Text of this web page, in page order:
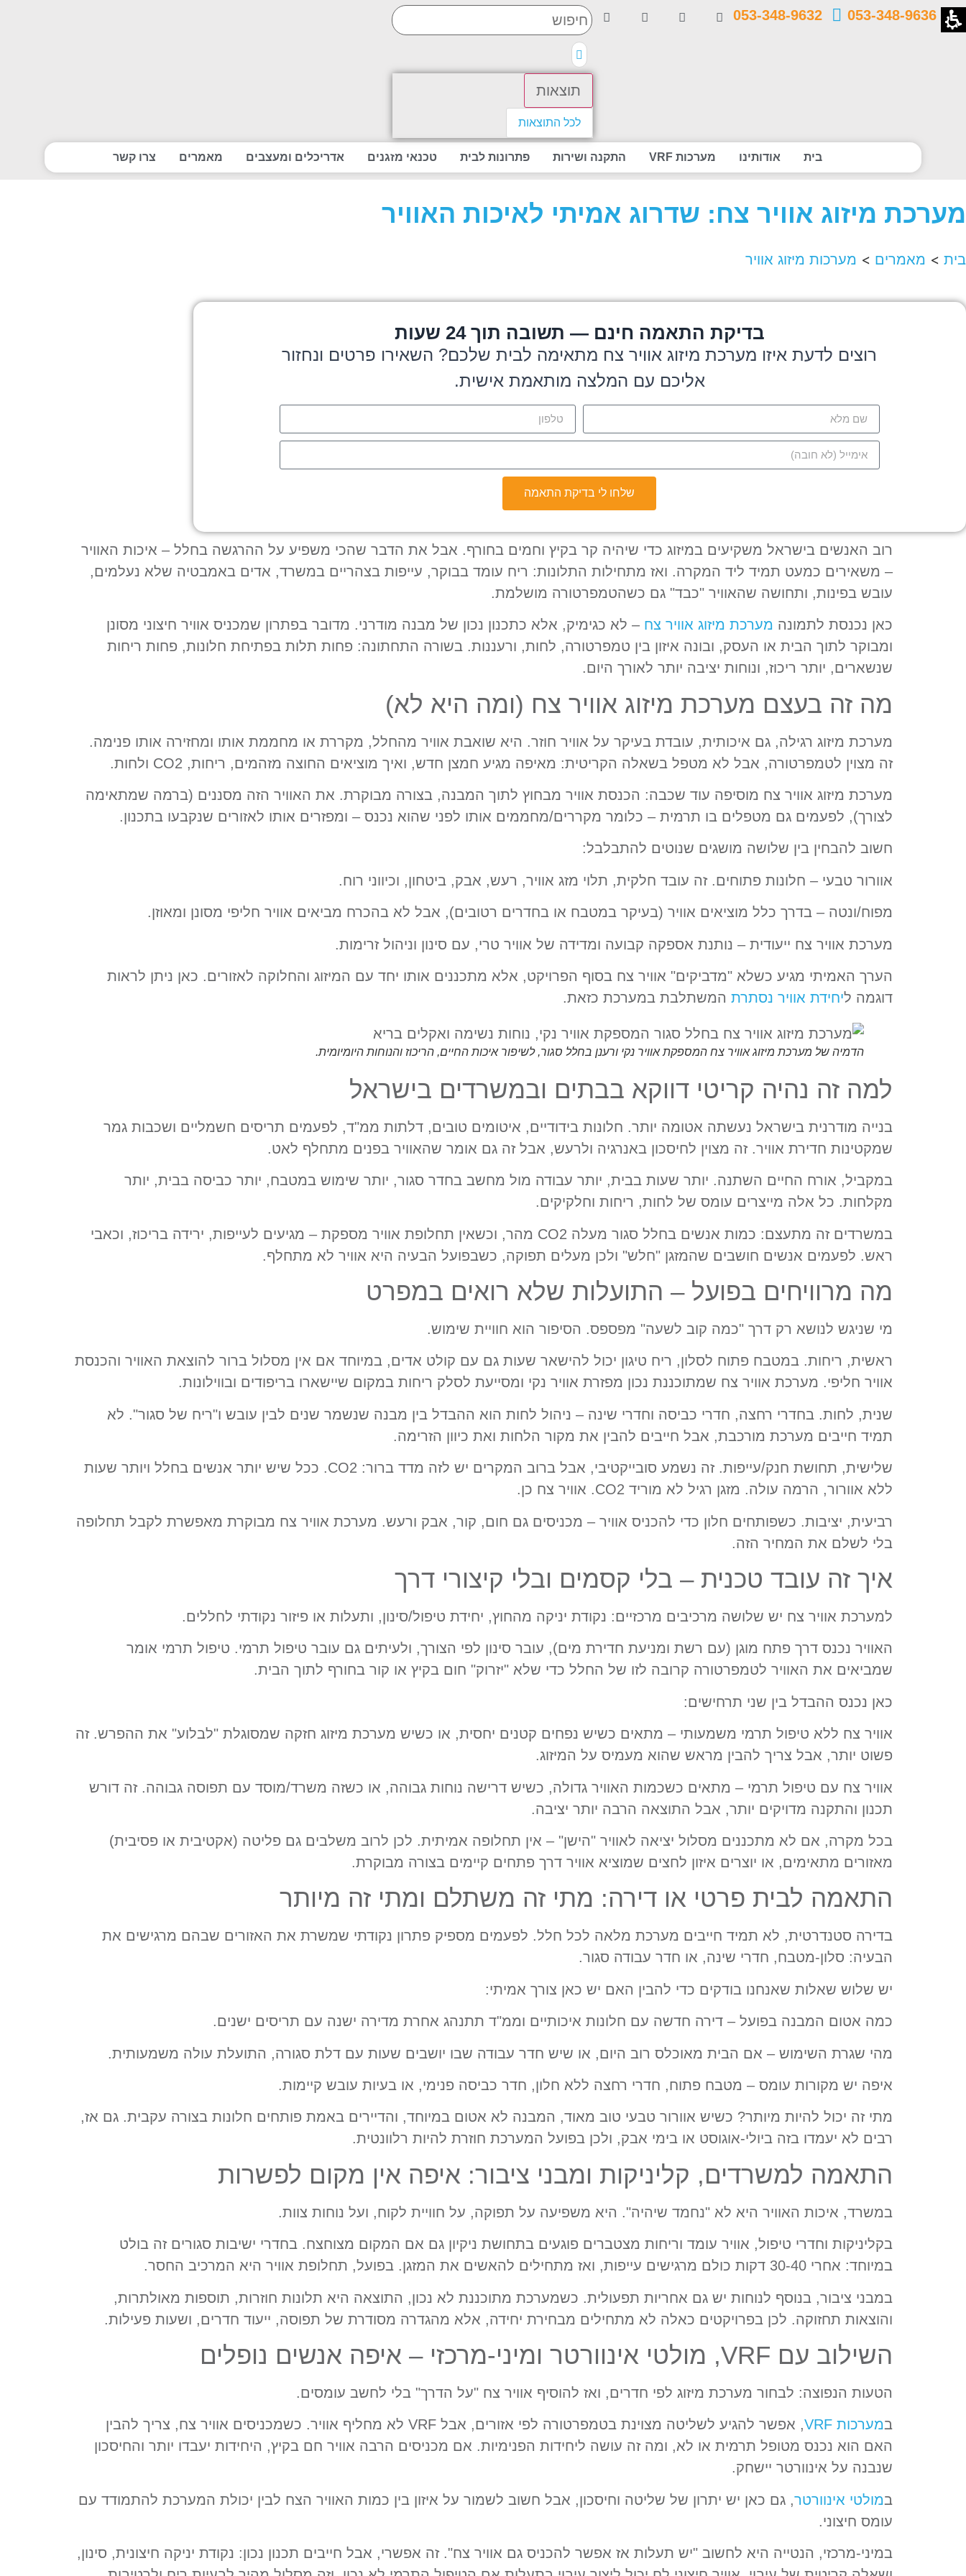
053-348-9636
053-348-9632
תוצאות
לכל התוצאות
בית אודותינו מערכות VRF התקנה ושירות פתרונות לבית טכנאי מזגנים אדריכלים ומעצבים מאמרים צרו קשר
מערכת מיזוג אוויר צח: שדרוג אמיתי לאיכות האוויר
בית > מאמרים > מערכות מיזוג אוויר
בדיקת התאמה חינם — תשובה תוך 24 שעות
רוצים לדעת איזו מערכת מיזוג אוויר צח מתאימה לבית שלכם? השאירו פרטים ונחזור
אליכם עם המלצה מותאמת אישית.
שלחו לי בדיקת התאמה
רוב האנשים בישראל משקיעים במיזוג כדי שיהיה קר בקיץ וחמים בחורף. אבל את הדבר שהכי משפיע על ההרגשה בחלל – איכות האוויר
– משאירים כמעט תמיד ליד המקרה. ואז מתחילות התלונות: ריח עומד בבוקר, עייפות בצהריים במשרד, אדים באמבטיה שלא נעלמים,
עובש בפינות, ותחושה שהאוויר "כבד" גם כשהטמפרטורה מושלמת.
כאן נכנסת לתמונה מערכת מיזוג אוויר צח – לא כגימיק, אלא כתכנון נכון של מבנה מודרני. מדובר בפתרון שמכניס אוויר חיצוני מסונן
ומבוקר לתוך הבית או העסק, ובונה איזון בין טמפרטורה, לחות, ורעננות. בשורה התחתונה: פחות תלות בפתיחת חלונות, פחות ריחות
שנשארים, יותר ריכוז, ונוחות יציבה יותר לאורך היום.
מה זה בעצם מערכת מיזוג אוויר צח (ומה היא לא)
מערכת מיזוג רגילה, גם איכותית, עובדת בעיקר על אוויר חוזר. היא שואבת אוויר מהחלל, מקררת או מחממת אותו ומחזירה אותו פנימה.
זה מצוין לטמפרטורה, אבל לא מטפל בשאלה הקריטית: מאיפה מגיע חמצן חדש, ואיך מוציאים החוצה מזהמים, ריחות, CO2 ולחות.
מערכת מיזוג אוויר צח מוסיפה עוד שכבה: הכנסת אוויר מבחוץ לתוך המבנה, בצורה מבוקרת. את האוויר הזה מסננים (ברמה שמתאימה
לצורך), לפעמים גם מטפלים בו תרמית – כלומר מקררים/מחממים אותו לפני שהוא נכנס – ומפזרים אותו לאזורים שנקבעו בתכנון.
חשוב להבחין בין שלושה מושגים שנוטים להתבלבל:
אוורור טבעי – חלונות פתוחים. זה עובד חלקית, תלוי מזג אוויר, רעש, אבק, ביטחון, וכיווני רוח.
מפוח/ונטה – בדרך כלל מוציאים אוויר (בעיקר במטבח או בחדרים רטובים), אבל לא בהכרח מביאים אוויר חליפי מסונן ומאוזן.
מערכת אוויר צח ייעודית – נותנת אספקה קבועה ומדידה של אוויר טרי, עם סינון וניהול זרימות.
הערך האמיתי מגיע כשלא "מדביקים" אוויר צח בסוף הפרויקט, אלא מתכננים אותו יחד עם המיזוג והחלוקה לאזורים. כאן ניתן לראות
דוגמה ליחידת אוויר נסתרת המשתלבת במערכת כזאת.
הדמיה של מערכת מיזוג אוויר צח המספקת אוויר נקי ורענן בחלל סגור, לשיפור איכות החיים, הריכוז והנוחות היומיומית.
למה זה נהיה קריטי דווקא בבתים ובמשרדים בישראל
בנייה מודרנית בישראל נעשתה אטומה יותר. חלונות בידודיים, איטומים טובים, דלתות ממ"ד, לפעמים תריסים חשמליים ושכבות גמר
שמקטינות חדירת אוויר. זה מצוין לחיסכון באנרגיה ולרעש, אבל זה גם אומר שהאוויר בפנים מתחלף לאט.
במקביל, אורח החיים השתנה. יותר שעות בבית, יותר עבודה מול מחשב בחדר סגור, יותר שימוש במטבח, יותר כביסה בבית, יותר
מקלחות. כל אלה מייצרים עומס של לחות, ריחות וחלקיקים.
במשרדים זה מתעצם: כמות אנשים בחלל סגור מעלה CO2 מהר, וכשאין תחלופת אוויר מספקת – מגיעים לעייפות, ירידה בריכוז, וכאבי
ראש. לפעמים אנשים חושבים שהמזגן "חלש" ולכן מעלים תפוקה, כשבפועל הבעיה היא אוויר לא מתחלף.
מה מרוויחים בפועל – התועלות שלא רואים במפרט
מי שניגש לנושא רק דרך "כמה קוב לשעה" מפספס. הסיפור הוא חוויית שימוש.
ראשית, ריחות. במטבח פתוח לסלון, ריח טיגון יכול להישאר שעות גם עם קולט אדים, במיוחד אם אין מסלול ברור להוצאת האוויר והכנסת
אוויר חליפי. מערכת אוויר צח שמתוכננת נכון מפזרת אוויר נקי ומסייעת לסלק ריחות במקום שיישארו בריפודים ובווילונות.
שנית, לחות. בחדרי רחצה, חדרי כביסה וחדרי שינה – ניהול לחות הוא ההבדל בין מבנה שנשמר שנים לבין עובש ו"ריח של סגור". לא
תמיד חייבים מערכת מורכבת, אבל חייבים להבין את מקור הלחות ואת כיוון הזרימה.
שלישית, תחושת חנק/עייפות. זה נשמע סובייקטיבי, אבל ברוב המקרים יש לזה מדד ברור: CO2. ככל שיש יותר אנשים בחלל ויותר שעות
ללא אוורור, הרמה עולה. מזגן רגיל לא מוריד CO2. אוויר צח כן.
רביעית, יציבות. כשפותחים חלון כדי להכניס אוויר – מכניסים גם חום, קור, אבק ורעש. מערכת אוויר צח מבוקרת מאפשרת לקבל תחלופה
בלי לשלם את המחיר הזה.
איך זה עובד טכנית – בלי קסמים ובלי קיצורי דרך
למערכת אוויר צח יש שלושה מרכיבים מרכזיים: נקודת יניקה מהחוץ, יחידת טיפול/סינון, ותעלות או פיזור נקודתי לחללים.
האוויר נכנס דרך פתח מוגן (עם רשת ומניעת חדירת מים), עובר סינון לפי הצורך, ולעיתים גם עובר טיפול תרמי. טיפול תרמי אומר
שמביאים את האוויר לטמפרטורה קרובה לזו של החלל כדי שלא "יזרוק" חום בקיץ או קור בחורף לתוך הבית.
כאן נכנס ההבדל בין שני תרחישים:
אוויר צח ללא טיפול תרמי משמעותי – מתאים כשיש נפחים קטנים יחסית, או כשיש מערכת מיזוג חזקה שמסוגלת "לבלוע" את ההפרש. זה
פשוט יותר, אבל צריך להבין מראש שהוא מעמיס על המיזוג.
אוויר צח עם טיפול תרמי – מתאים כשכמות האוויר גדולה, כשיש דרישה נוחות גבוהה, או כשזה משרד/מוסד עם תפוסה גבוהה. זה דורש
תכנון והתקנה מדויקים יותר, אבל התוצאה הרבה יותר יציבה.
בכל מקרה, אם לא מתכננים מסלול יציאה לאוויר "הישן" – אין תחלופה אמיתית. לכן לרוב משלבים גם פליטה (אקטיבית או פסיבית)
מאזורים מתאימים, או יוצרים איזון לחצים שמוציא אוויר דרך פתחים קיימים בצורה מבוקרת.
התאמה לבית פרטי או דירה: מתי זה משתלם ומתי זה מיותר
בדירה סטנדרטית, לא תמיד חייבים מערכת מלאה לכל חלל. לפעמים מספיק פתרון נקודתי שמשרת את האזורים שבהם מרגישים את
הבעיה: סלון-מטבח, חדרי שינה, או חדר עבודה סגור.
יש שלוש שאלות שאנחנו בודקים כדי להבין האם יש כאן צורך אמיתי:
כמה אטום המבנה בפועל – דירה חדשה עם חלונות איכותיים וממ"ד תתנהג אחרת מדירה ישנה עם תריסים ישנים.
מהי שגרת השימוש – אם הבית מאוכלס רוב היום, או שיש חדר עבודה שבו יושבים שעות עם דלת סגורה, התועלת עולה משמעותית.
איפה יש מקורות עומס – מטבח פתוח, חדרי רחצה ללא חלון, חדר כביסה פנימי, או בעיות עובש קיימות.
מתי זה יכול להיות מיותר? כשיש אוורור טבעי טוב מאוד, המבנה לא אטום במיוחד, והדיירים באמת פותחים חלונות בצורה עקבית. גם אז,
רבים לא יעמדו בזה ביולי-אוגוסט או בימי אבק, ולכן בפועל המערכת חוזרת להיות רלוונטית.
התאמה למשרדים, קליניקות ומבני ציבור: איפה אין מקום לפשרות
במשרד, איכות האוויר היא לא "נחמד שיהיה". היא משפיעה על תפוקה, על חוויית לקוח, ועל נוחות צוות.
בקליניקות וחדרי טיפול, אוויר עומד וריחות מצטברים פוגעים בתחושת ניקיון גם אם המקום מצוחצח. בחדרי ישיבות סגורים זה בולט
במיוחד: אחרי 30-40 דקות כולם מרגישים עייפות, ואז מתחילים להאשים את המזגן. בפועל, תחלופת אוויר היא המרכיב החסר.
במבני ציבור, בנוסף לנוחות יש גם אחריות תפעולית. כשמערכת מתוכננת לא נכון, התוצאה היא תלונות חוזרות, תוספות מאולתרות,
והוצאות תחזוקה. לכן בפרויקטים כאלה לא מתחילים מבחירת יחידה, אלא מהגדרה מסודרת של תפוסה, ייעוד חדרים, ושעות פעילות.
השילוב עם VRF, מולטי אינוורטר ומיני-מרכזי – איפה אנשים נופלים
הטעות הנפוצה: לבחור מערכת מיזוג לפי חדרים, ואז להוסיף אוויר צח "על הדרך" בלי לחשב עומסים.
במערכות VRF
, אפשר להגיע לשליטה מצוינת בטמפרטורה לפי אזורים, אבל VRF לא מחליף אוויר. כשמכניסים אוויר צח, צריך להבין
האם הוא נכנס מטופל תרמית או לא, ומה זה עושה ליחידות הפנימיות. אם מכניסים הרבה אוויר חם בקיץ, היחידות יעבדו יותר והחיסכון
שנבנה על אינוורטר יישחק.
במולטי אינוורטר, גם כאן יש יתרון של שליטה וחיסכון, אבל חשוב לשמור על איזון בין כמות האוויר הצח לבין יכולת המערכת להתמודד עם
עומס חיצוני.
במיני-מרכזי, הנטייה היא לחשוב "יש תעלות אז אפשר להכניס גם אוויר צח". זה אפשרי, אבל חייבים תכנון נכון: נקודת יניקה חיצונית, סינון,